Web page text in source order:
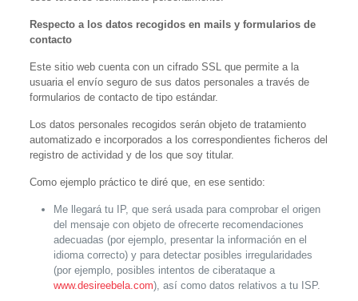
Respecto a los datos recogidos en mails y formularios de
contacto
Este sitio web cuenta con un cifrado SSL que permite a la
usuaria el envío seguro de sus datos personales a través de
formularios de contacto de tipo estándar.
Los datos personales recogidos serán objeto de tratamiento
automatizado e incorporados a los correspondientes ficheros del
registro de actividad y de los que soy titular.
Como ejemplo práctico te diré que, en ese sentido:
Me llegará tu IP, que será usada para comprobar el origen
del mensaje con objeto de ofrecerte recomendaciones
adecuadas (por ejemplo, presentar la información en el
idioma correcto) y para detectar posibles irregularidades
(por ejemplo, posibles intentos de ciberataque a
www.desireebela.com), así como datos relativos a tu ISP.